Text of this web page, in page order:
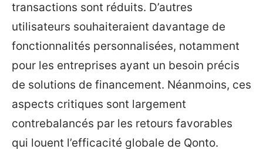
transactions sont réduits. D’autres
utilisateurs souhaiteraient davantage de
fonctionnalités personnalisées, notamment
pour les entreprises ayant un besoin précis
de solutions de financement. Néanmoins, ces
aspects critiques sont largement
contrebalancés par les retours favorables
qui louent l’efficacité globale de Qonto.